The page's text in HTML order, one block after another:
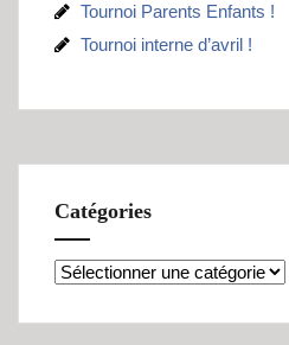
Tournoi Parents Enfants !
Tournoi interne d’avril !
Catégories
Catégories